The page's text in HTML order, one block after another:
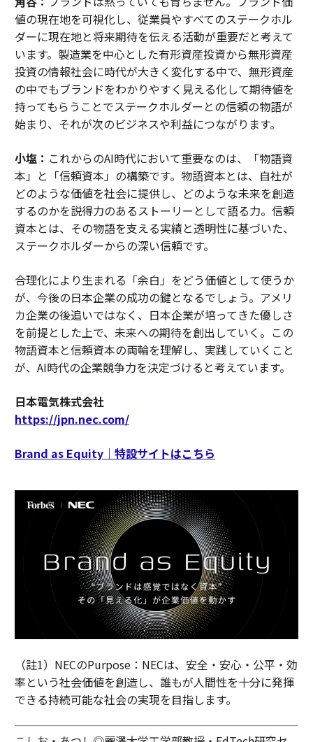
値の現在地を可視化し、従業員やすべてのステークホル
ダーに現在地と将来期待を伝える活動が重要だと考えて
います。製造業を中心とした有形資産投資から無形資産
投資の情報社会に時代が大きく変化する中で、無形資産
の中でもブランドをわかりやすく見える化して期待値を
持ってもらうことでステークホルダーとの信頼の物語が
始まり、それが次のビジネスや利益につながります。
小塩： これからのAI時代において重要なのは、「物語資
本」と「信頼資本」の構築です。物語資本とは、自社が
どのような価値を社会に提供し、どのような未来を創造
するのかを説得力のあるストーリーとして語る力。信頼
資本とは、その物語を支える実績と透明性に基づいた、
ステークホルダーからの深い信頼です。
合理化により生まれる「余白」をどう価値として使うか
が、今後の日本企業の成功の鍵となるでしょう。アメリ
カ企業の後追いではなく、日本企業が培ってきた優しさ
を前提とした上で、未来への期待を創出していく。この
物語資本と信頼資本の両輪を理解し、実践していくこと
が、AI時代の企業競争力を決定づけると考えています。
日本電気株式会社
https://jpn.nec.com/
Brand as Equity｜特設サイトはこちら
（註1）NECのPurpose：NECは、安全・安心・公平・効
率という社会価値を創造し、誰もが人間性を十分に発揮
できる持続可能な社会の実現を目指します。